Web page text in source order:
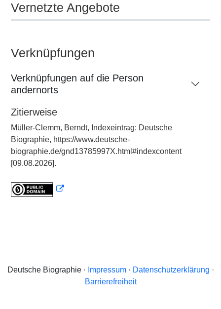
Vernetzte Angebote
Verknüpfungen
Verknüpfungen auf die Person
andernorts
Zitierweise
Müller-Clemm, Berndt, Indexeintrag: Deutsche
Biographie, https://www.deutsche-
biographie.de/gnd13785997X.html#indexcontent
[09.08.2026].
Deutsche Biographie · Impressum· Datenschutzerklärung ·
Barrierefreiheit